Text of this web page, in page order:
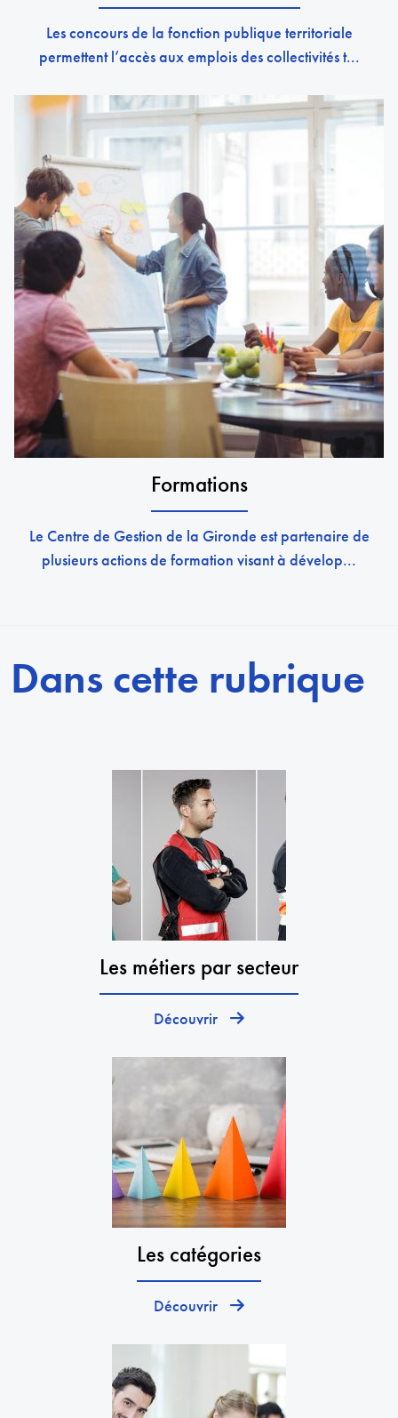
Les concours de la fonction publique territoriale
permettent l’accès aux emplois des collectivités t...
Formations
Le Centre de Gestion de la Gironde est partenaire de
plusieurs actions de formation visant à dévelop...
Dans cette rubrique
Les métiers par secteur
Découvrir
Les catégories
Découvrir